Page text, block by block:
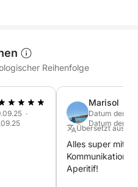
Reihenfolge
·
Marisol
Datum der
Datum der
Übersetzt aus
Alles super mit
Kommunikation,
Aperitif!